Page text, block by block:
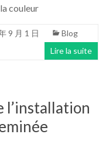
couleur
9 月 1 日
Blog
Lire la suite
l’installation